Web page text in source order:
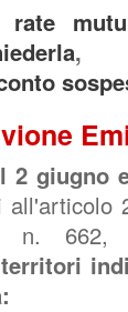
rate
,
2 giugno
all'articolo
n.